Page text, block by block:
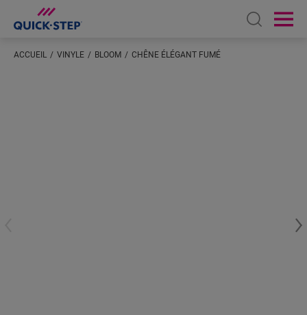
Open
ACCUEIL VINYLE BLOOM CHÊNE ÉLÉGANT FUMÉ